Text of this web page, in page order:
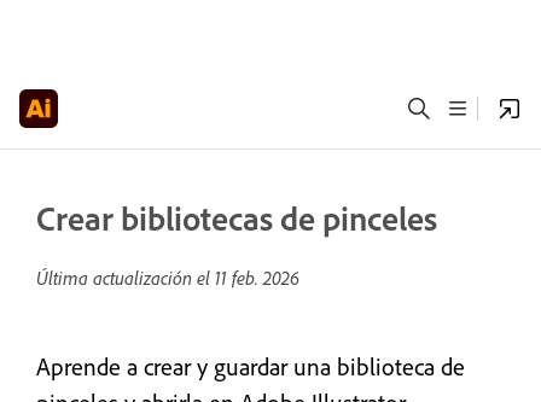
Crear bibliotecas de pinceles
Última actualización el 11 feb. 2026
Aprende a crear y guardar una biblioteca de